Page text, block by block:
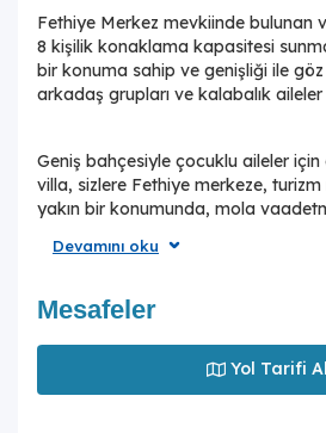
Fethiye Merkez mevkiinde bulunan
8 kişilik konaklama kapasitesi
bir konuma sahip ve genişliği ile
arkadaş grupları ve kalabalık
Geniş bahçesiyle çocuklu aileler
villa, sizlere Fethiye merkeze,
yakın bir konumunda, mola
terasına sahiptir. Havuz bahçe
alanı bulunmaktadır. Konforunuz
donanımlı açık mutfak; İki yatak
yatak ; üçüncü ve dördüncü yatak
kişilik yatak bulunmaktadır. Villa,
Devamını oku
Mesafeler
Yol Tarifi Al